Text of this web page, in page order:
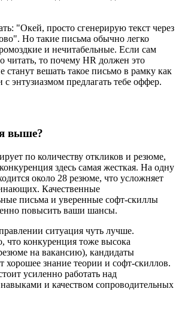
"Окей, просто сгенерирую текст через
Но такие письма обычно легко
и нечитабельные. Если сам
читать, то почему HR должен это
станут вешать такое письмо в рамку как
энтузиазмом предлагать тебе оффер.
выше?
по количеству откликов и резюме,
здесь самая жесткая. На одну
около 28 резюме, что усложняет
Качественные
письма и уверенные софт-скиллы
повысить ваши шансы.
ситуация чуть лучше.
что конкуренция тоже высока
на вакансию), кандидаты
хорошее знание теории и софт-скиллов.
усиленно работать над
и качеством сопроводительных